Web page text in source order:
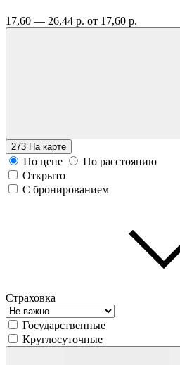
17,60 — 26,44 р. от 17,60 р.
273 На карте
По цене
По расстоянию
Открыто
С бронированием
Страховка
Государственные
Круглосуточные